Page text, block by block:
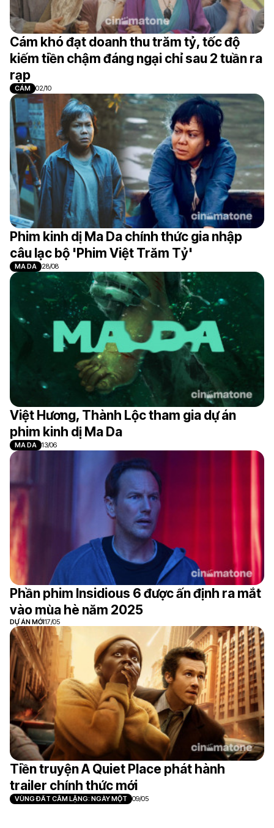
Cám khó đạt doanh thu trăm tỷ, tốc độ
kiếm tiền chậm đáng ngại chỉ sau 2 tuần ra
rạp
CÁM 02/10
Phim kinh dị Ma Da chính thức gia nhập
câu lạc bộ 'Phim Việt Trăm Tỷ'
MA DA 28/08
Việt Hương, Thành Lộc tham gia dự án
phim kinh dị Ma Da
MA DA 13/06
Phần phim Insidious 6 được ấn định ra mắt
vào mùa hè năm 2025
DỰ ÁN MỚI17/05
Tiền truyện A Quiet Place phát hành
trailer chính thức mới
VÙNG ĐẤT CÂM LẶNG: NGÀY MỘT 09/05